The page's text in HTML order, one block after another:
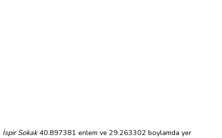
İspir Sokak40.897381 enlem ve 29.263302 boylamda yer